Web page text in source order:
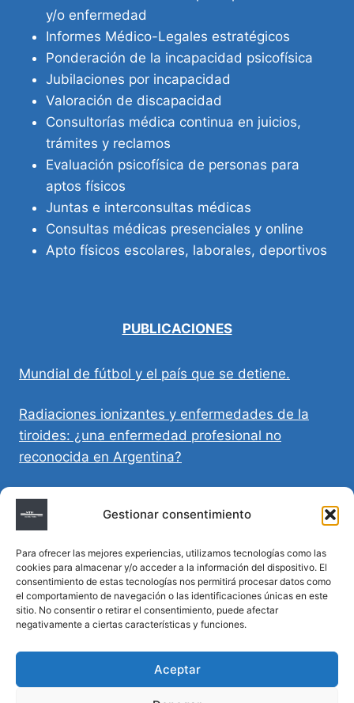
Gestionar consentimiento
Para ofrecer las mejores experiencias, utilizamos tecnologías como las
cookies para almacenar y/o acceder a la información del dispositivo. El
consentimiento de estas tecnologías nos permitirá procesar datos como
el comportamiento de navegación o las identificaciones únicas en este
sitio. No consentir o retirar el consentimiento, puede afectar
negativamente a ciertas características y funciones.
Aceptar
y/o enfermedad
Informes Médico-Legales estratégicos
Ponderación de la incapacidad psicofísica
Jubilaciones por incapacidad
Valoración de discapacidad
Consultorías médica continua en juicios,
trámites y reclamos
Evaluación psicofísica de personas para
aptos físicos
Juntas e interconsultas médicas
Consultas médicas presenciales y online
Apto físicos escolares, laborales, deportivos
PUBLICACIONES
Mundial de fútbol y el país que se detiene.
Radiaciones ionizantes y enfermedades de la
tiroides: ¿una enfermedad profesional no
reconocida en Argentina?
Directivas Médicas Anticipadas en Córdoba:
requisitos, registro y validez legal
Sumar vida a los años: decálogo para un
envejecimiento saludable
Determinación de la hora de muerte en